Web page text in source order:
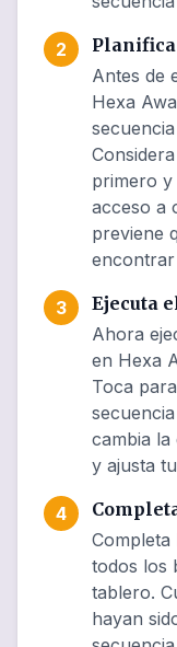
2
Antes de
Hexa
primero y
acceso a
previene
3
Ejecuta
Ahora
en Hexa
Toca
cambia
y ajusta
4
Completa
todos los
tablero.
hayan